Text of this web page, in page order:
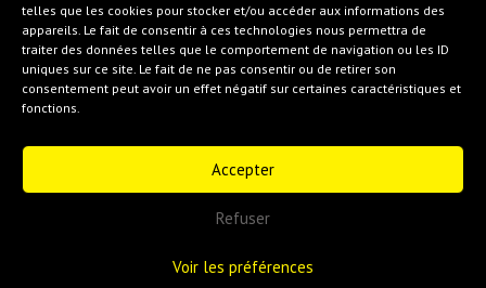
telles que les cookies pour stocker et/ou accéder aux informations des
appareils. Le fait de consentir à ces technologies nous permettra de
traiter des données telles que le comportement de navigation ou les ID
uniques sur ce site. Le fait de ne pas consentir ou de retirer son
consentement peut avoir un effet négatif sur certaines caractéristiques et
fonctions.
Accepter
Refuser
Voir les préférences
Dresser
Anne-Violaine Suarez
BOOKING - PARIS
Art Murmuration -Credits